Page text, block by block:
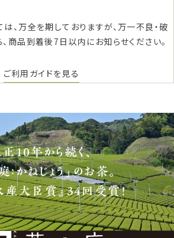
、万全を期しておりますが、万一不良・破
商品到着後7日以内にお知らせください。
ご利用ガイドを見る
10年から続く、
：かねじょう」のお茶。
産大臣賞』34回受賞！